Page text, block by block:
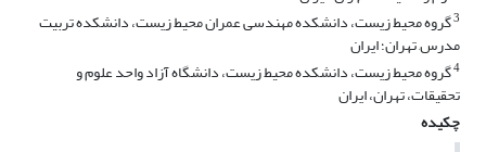
3گروه محیط زیست، دانشکده مهندسی عمران محیط زیست، دانشکده تربیت
مدرس, تهران؛ ایران
4گروه محیط زیست، دانشکده محیط زیست، دانشگاه آزاد واحد علوم و
تحقیقات، تهران، ایران
چکیده